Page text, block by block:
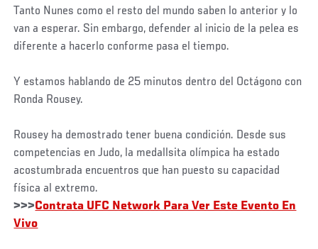
Tanto Nunes como el resto del mundo saben lo anterior y lo
van a esperar. Sin embargo, defender al inicio de la pelea es
diferente a hacerlo conforme pasa el tiempo.
Y estamos hablando de 25 minutos dentro del Octágono con
Ronda Rousey.
Rousey ha demostrado tener buena condición. Desde sus
competencias en Judo, la medallsita olímpica ha estado
acostumbrada encuentros que han puesto su capacidad
física al extremo.
>>>Contrata UFC Network Para Ver Este Evento En
Vivo